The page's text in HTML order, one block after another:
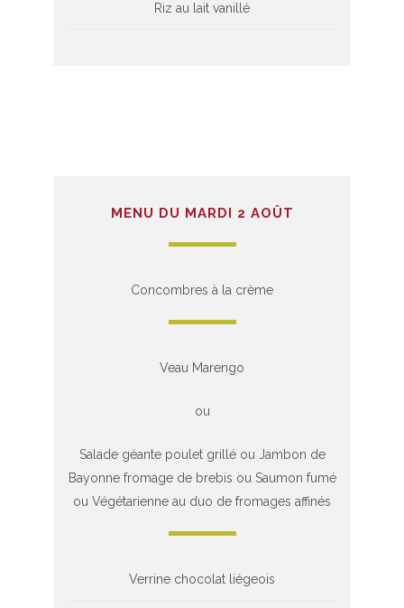
Riz au lait vanillé
MENU DU MARDI 2 AOÛT
Concombres à la crème
Veau Marengo
ou
Salade géante poulet grillé ou Jambon de
Bayonne fromage de brebis ou Saumon fumé
ou Végétarienne au duo de fromages affinés
Verrine chocolat liégeois